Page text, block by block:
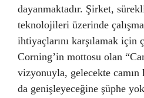
dayanmaktadır. Şirket,
teknolojileri üzerinde
ihtiyaçlarını karşılamak için
Corning’in mottosu olan
vizyonuyla, gelecekte camın
da genişleyeceğine şüphe